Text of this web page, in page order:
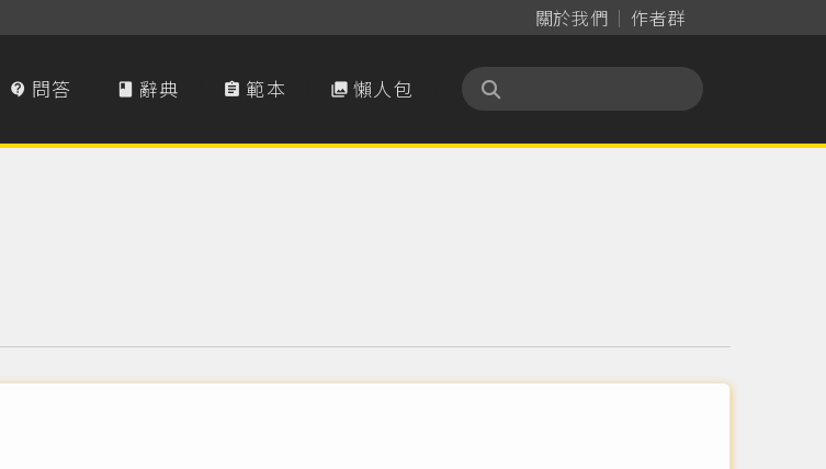
關於我們 作者群
 問答  辭典  範本  懶人包